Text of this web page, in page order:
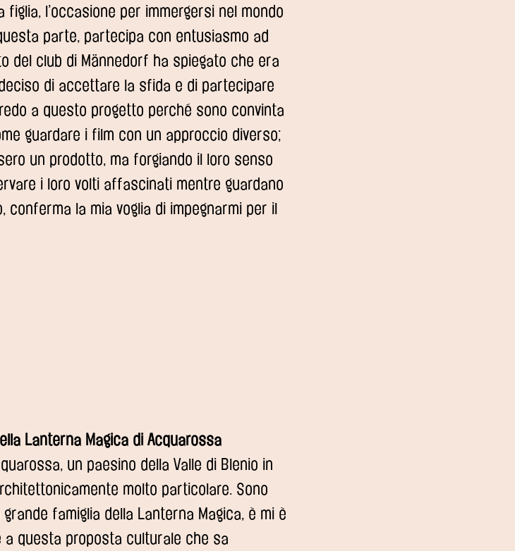
figlia, l’occasione per immergersi nel mondo
parte, partecipa con entusiasmo ad
del club di Männedorf ha spiegato che era
di accettare la sfida e di partecipare
a questo progetto perché sono convinta
guardare i film con un approccio diverso;
un prodotto, ma forgiando il loro senso
i loro volti affascinati mentre guardano
conferma la mia voglia di impegnarmi per il
Lanterna Magica di Acquarossa
un paesino della Valle di Blenio in
molto particolare. Sono
famiglia della Lanterna Magica, è mi è
questa proposta culturale che sa